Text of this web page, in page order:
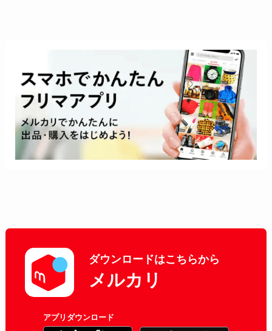
ダウンロードはこちらから
メルカリ
アプリダウンロード